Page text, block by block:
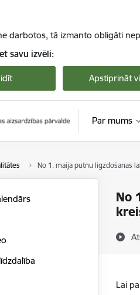
darbotos, tā izmanto obligāti
savu izvēli:
Apstiprināt
Par mums
No 1. maija putnu ligzdošanas
No
Lai